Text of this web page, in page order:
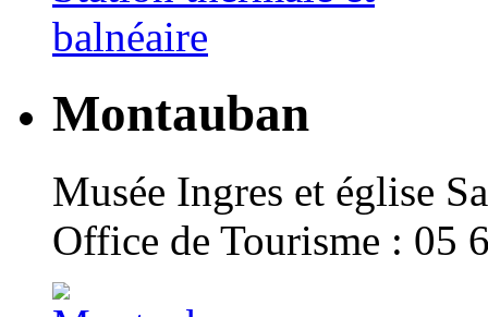
Montauban
Musée Ingres et église
Office de Tourisme : 05